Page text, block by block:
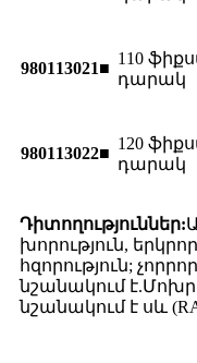
980113021■
110
դարակ
980113022■
120
դարակ
Դիտողություններ:
խորություն,
հզորություն;
նշանակում է.
նշանակում է սև